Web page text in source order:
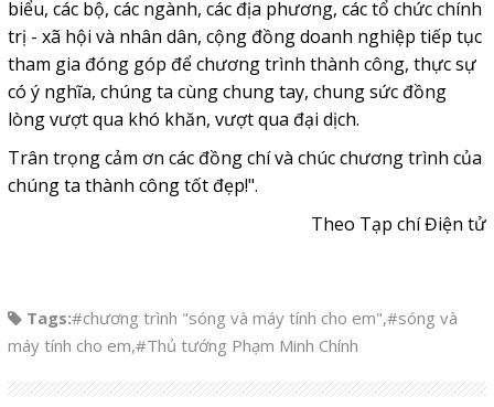
biểu, các bộ, các ngành, các địa phương, các tổ chức chính
trị - xã hội và nhân dân, cộng đồng doanh nghiệp tiếp tục
tham gia đóng góp để chương trình thành công, thực sự
có ý nghĩa, chúng ta cùng chung tay, chung sức đồng
lòng vượt qua khó khăn, vượt qua đại dịch.
Trân trọng cảm ơn các đồng chí và chúc chương trình của
chúng ta thành công tốt đẹp!".
Theo Tạp chí Điện tử
Tags:#chương trình "sóng và máy tính cho em",#sóng và
máy tính cho em,#Thủ tướng Phạm Minh Chính